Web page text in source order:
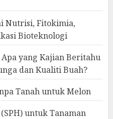
Nutrisi, Fitokimia,
Bioteknologi
yang Kajian Beritahu
dan Kualiti Buah?
Tanah untuk Melon
untuk Tanaman